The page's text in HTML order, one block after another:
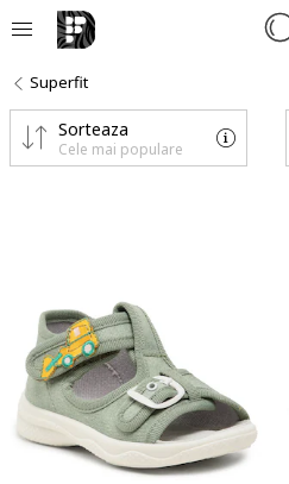
Superfit
Sorteaza
Cele mai populare